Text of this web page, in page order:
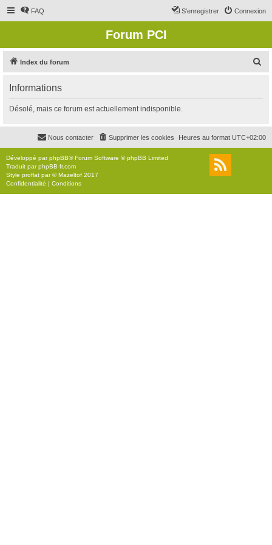
FAQ Connexion
S’enregistrer
Forum PCI
Index du forum
r
c
r
Informations
Désolé, mais ce forum est actuellement indisponible.
Heures au format UTC+02:00
Supprimer les cookies
Nous contacter
Développé parphpBB® Forum Software © phpBB Limited
Traduit parphpBB-fr.com
Style proflat par ©Mazeltof 2017
Confidentialité | Conditions